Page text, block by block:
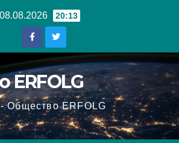
08.08.2026 20:13
ERFOLG
Общество ERFOLG